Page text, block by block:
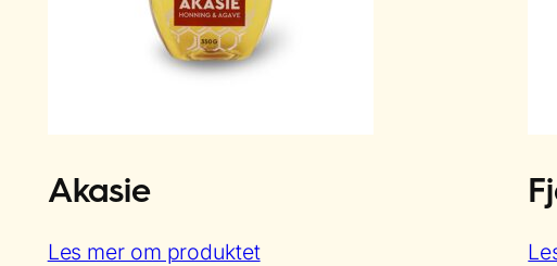
Akasie
Les mer om produktet: